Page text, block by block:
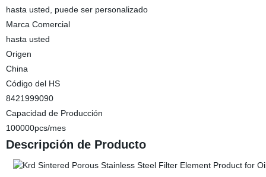
hasta usted, puede ser personalizado
Marca Comercial
hasta usted
Origen
China
Código del HS
8421999090
Capacidad de Producción
100000pcs/mes
Descripción de Producto